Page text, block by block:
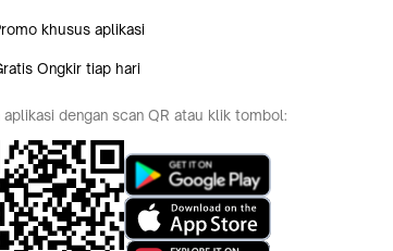
khusus aplikasi
Ongkir tiap hari
aplikasi dengan scan QR atau klik tombol: